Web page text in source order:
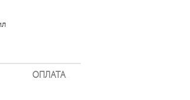
ОПЛАТА